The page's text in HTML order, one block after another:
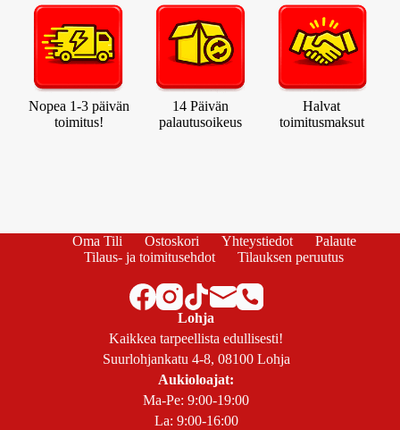
Nopea 1-3 päivän
toimitus!
14 Päivän
palautusoikeus
Halvat
toimitusmaksut
Oma Tili Ostoskori Yhteystiedot
Palaute
Tilaus- ja toimitusehdot
Tilauksen peruutus
Lohja
Kaikkea tarpeellista edullisesti!
Suurlohjankatu 4-8, 08100 Lohja
Aukioloajat:
Ma-Pe: 9:00-19:00
La: 9:00-16:00